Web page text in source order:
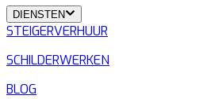
DIENSTEN
STEIGERVERHUUR
SCHILDERWERKEN
BLOG